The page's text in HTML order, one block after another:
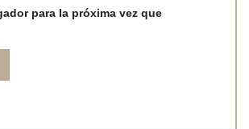
para la próxima vez que